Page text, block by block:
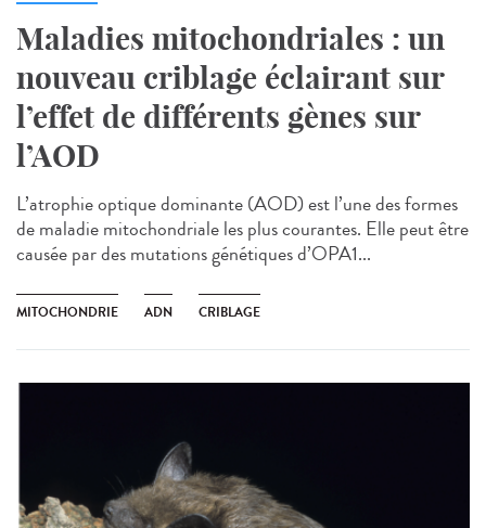
Maladies mitochondriales : un
nouveau criblage éclairant sur
l’effet de différents gènes sur
l’AOD
L’atrophie optique dominante (AOD) est l’une des formes
de maladie mitochondriale les plus courantes. Elle peut être
causée par des mutations génétiques d’OPA1...
MITOCHONDRIE ADN CRIBLAGE